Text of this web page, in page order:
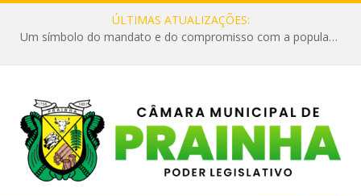
ÚLTIMAS ATUALIZAÇÕES:
Um símbolo do mandato e do compromisso com a população